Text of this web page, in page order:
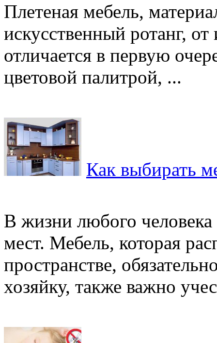
Плетеная мебель,
искусственный ротанг,
отличается в первую
цветовой палитрой, ...
Как выбирать
В жизни любого
мест. Мебель, которая
пространстве,
хозяйку, также важно